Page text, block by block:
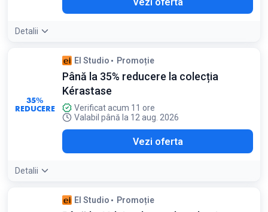
Detalii
35%
REDUCERE
El Studio Promoție
Până la 35% reducere la colecția
Kérastase
Verificat acum 11 ore
Valabil până la 12 aug. 2026
Vezi oferta
Detalii
El Studio Promoție